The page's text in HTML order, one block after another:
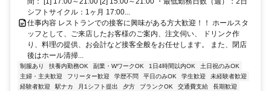
シフトサイクル：1ヶ月 17:00...
仕事内容 レストランでの接客に興味がある方大歓迎！！ ホールスタ
ッフとして、ご来店したお客様のご案内、注文伺い、 ドリンク作
り、料理の提供、お会計など接客全般をお任せします。 また、閉店
後はホール清掃...
制服あり 扶養内勤務OK 副業・WワークOK 1日4時間以内OK
土日祝のみOK
主婦・主夫歓迎
フリーター歓迎 学歴不問 平日のみOK 学生歓迎
未経験者歓迎
経験者歓迎
駅ナカ 月1シフト提出 夕方 ブランクOK 交通費支給
長期歓迎